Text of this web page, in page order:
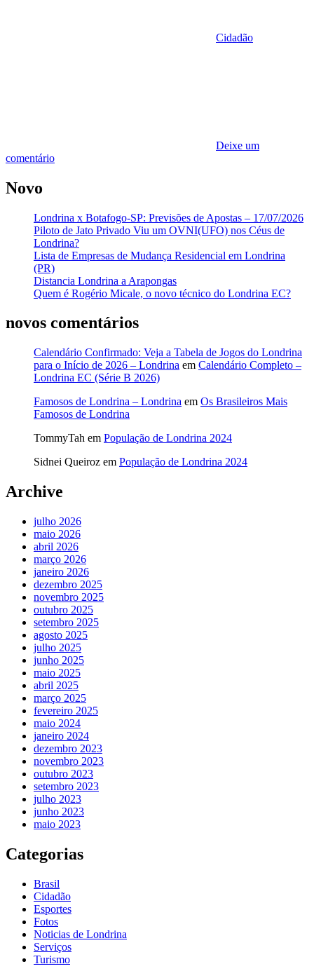
Cidadão
Deixe um
comentário
Novo
Londrina x Botafogo-SP: Previsões de Apostas – 17/07/2026
Piloto de Jato Privado Viu um OVNI(UFO) nos Céus de
Londrina?
Lista de Empresas de Mudança Residencial em Londrina
(PR)
Distancia Londrina a Arapongas
Quem é Rogério Micale, o novo técnico do Londrina EC?
novos comentários
Calendário Confirmado: Veja a Tabela de Jogos do Londrina
para o Início de 2026 – Londrina em Calendário Completo –
Londrina EC (Série B 2026)
Famosos de Londrina – Londrina em Os Brasileiros Mais
Famosos de Londrina
TommyTah em População de Londrina 2024
Sidnei Queiroz em População de Londrina 2024
Archive
julho 2026
maio 2026
abril 2026
março 2026
janeiro 2026
dezembro 2025
novembro 2025
outubro 2025
setembro 2025
agosto 2025
julho 2025
junho 2025
maio 2025
abril 2025
março 2025
fevereiro 2025
maio 2024
janeiro 2024
dezembro 2023
novembro 2023
outubro 2023
setembro 2023
julho 2023
junho 2023
maio 2023
Categorias
Brasil
Cidadão
Esportes
Fotos
Noticias de Londrina
Serviços
Turismo